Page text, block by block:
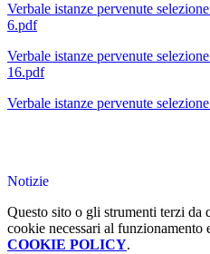
Verbale istanze pervenute
6.pdf
Verbale istanze pervenute
16.pdf
Verbale istanze pervenute
Notizie
Questo sito o gli strumenti terzi da
cookie necessari al
COOKIE POLICY.